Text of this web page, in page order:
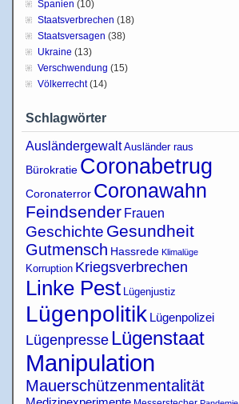
Spanien (10)
Staatsverbrechen (18)
Staatsversagen (38)
Ukraine (13)
Verschwendung (15)
Völkerrecht(14)
Schlagwörter
Ausländergewalt Ausländer raus
Bürokratie Coronabetrug
Coronaterror Coronawahn
Feindsender Frauen
Geschichte Gesundheit
Gutmensch Hassrede Klimalüge
Korruption Kriegsverbrechen
Linke Pest Lügenjustiz
Lügenpolitik Lügenpolizei
Lügenpresse Lügenstaat
Manipulation
Mauerschützenmentalität